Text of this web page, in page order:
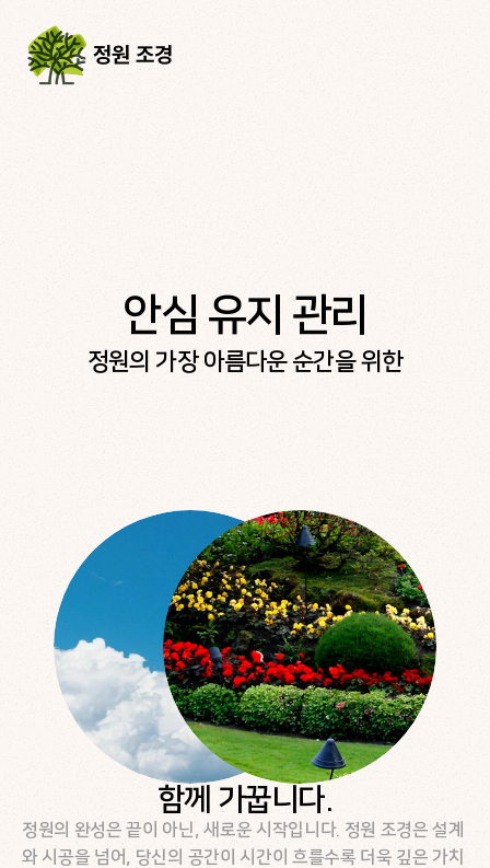
정원 조경
안심 유지 관리
정원의 가장 아름다운 순간을 위한
함께 가꿉니다.
정원의 완성은 끝이 아닌, 새로운 시작입니다. 정원 조경은 설계
와 시공을 넘어, 당신의 공간이 시간이 흐를수록 더욱 깊은 가치